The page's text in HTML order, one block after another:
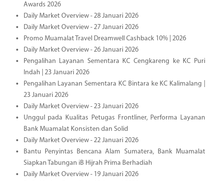
Awards 2026
Daily Market Overview - 28 Januari 2026
Daily Market Overview - 27 Januari 2026
Promo Muamalat Travel Dreamwell Cashback 10% | 2026
Daily Market Overview - 26 Januari 2026
Pengalihan Layanan Sementara KC Cengkareng ke KC Puri
Indah | 23 Januari 2026
Pengalihan Layanan Sementara KC Bintara ke KC Kalimalang |
23 Januari 2026
Daily Market Overview - 23 Januari 2026
Unggul pada Kualitas Petugas Frontliner, Performa Layanan
Bank Muamalat Konsisten dan Solid
Daily Market Overview - 22 Januari 2026
Bantu Penyintas Bencana Alam Sumatera, Bank Muamalat
Siapkan Tabungan iB Hijrah Prima Berhadiah
Daily Market Overview - 19 Januari 2026